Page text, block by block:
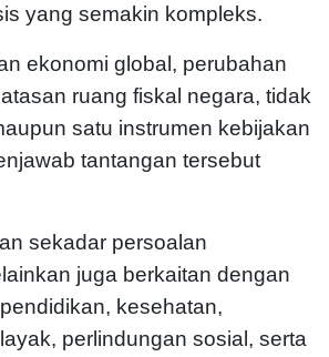
yang semakin kompleks.
ekonomi global, perubahan
ruang fiskal negara, tidak
satu instrumen kebijakan
tantangan tersebut
sekadar persoalan
juga berkaitan dengan
kesehatan,
perlindungan sosial, serta